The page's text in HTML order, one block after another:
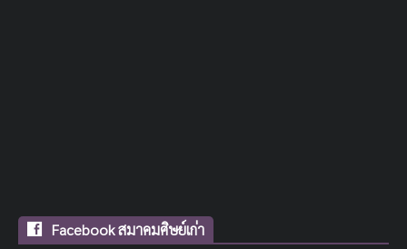
Facebook สมาคมศิษย์เก่า